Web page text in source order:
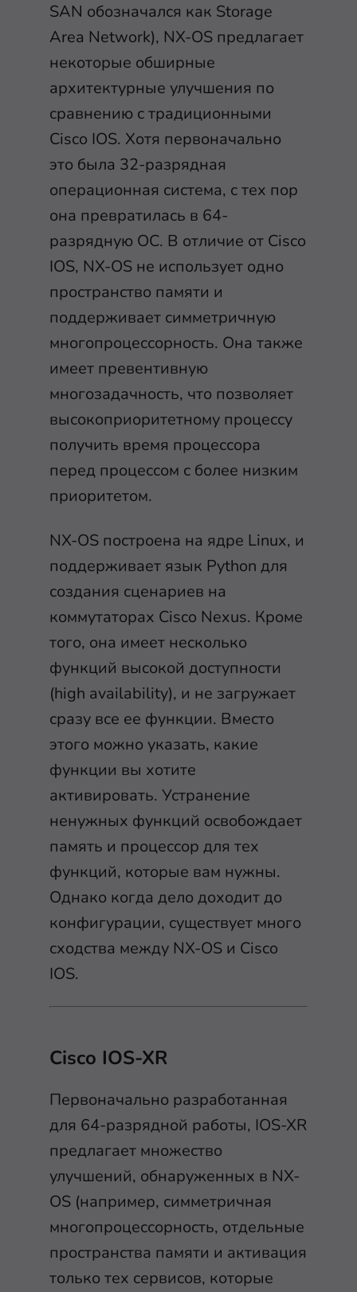
SAN обозначался как Storage
Area Network), NX-OS предлагает
некоторые обширные
архитектурные улучшения по
сравнению с традиционными
Cisco IOS. Хотя первоначально
это была 32-разрядная
операционная система, с тех пор
она превратилась в 64-
разрядную ОС. В отличие от Cisco
IOS, NX-OS не использует одно
пространство памяти и
поддерживает симметричную
многопроцессорность. Она также
имеет превентивную
многозадачность, что позволяет
высокоприоритетному процессу
получить время процессора
перед процессом с более низким
приоритетом.
NX-OS построена на ядре Linux, и
поддерживает язык Python для
создания сценариев на
коммутаторах Cisco Nexus. Кроме
того, она имеет несколько
функций высокой доступности
(high availability), и не загружает
сразу все ее функции. Вместо
этого можно указать, какие
функции вы хотите
активировать. Устранение
ненужных функций освобождает
память и процессор для тех
функций, которые вам нужны.
Однако когда дело доходит до
конфигурации, существует много
сходства между NX-OS и Cisco
IOS.
Cisco IOS-XR
Первоначально разработанная
для 64-разрядной работы, IOS-XR
предлагает множество
улучшений, обнаруженных в NX-
OS (например, симметричная
многопроцессорность, отдельные
пространства памяти и активация
только тех сервисов, которые